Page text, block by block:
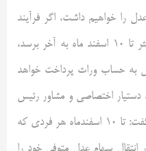
را خواهیم داشت، اگر فرآیند
تقسیم سود سهام عدل متوفیان حداکثر تا ۱۰ اسفند ماه به آخر برسد،
به حساب وراث پرداخت خواهد
اختصاصی و مشاور رئیس
سازمان بورس در امور سهام عدل او گفت: تا ۱۰ اسفندماه هر فردی که